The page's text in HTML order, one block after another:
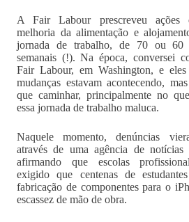
A Fair Labour prescreveu ações
melhoria da alimentação e
jornada de trabalho, de 70 ou 60
semanais (!). Na época, conversei
Fair Labour, em Washington, e
mudanças estavam acontecendo,
que caminhar, principalmente no
essa jornada de trabalho maluca.
Naquele momento, denúncias
através de uma agência de notícias
afirmando que escolas
exigido que centenas de
fabricação de componentes para o
escassez de mão de obra.